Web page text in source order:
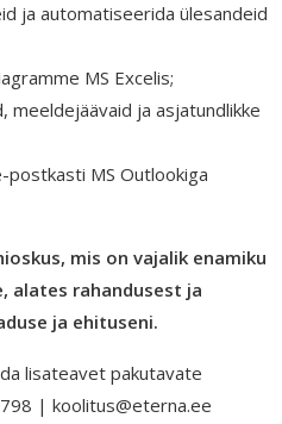
ja automatiseerida ülesandeid
MS Excelis;
meeldejäävaid ja asjatundlikke
MS Outlookiga
mis on vajalik enamiku
alates rahandusest ja
ja ehituseni.
lisateavet pakutavate
| koolitus@eterna.ee